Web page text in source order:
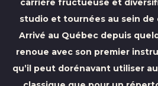
carrière fructueuse et
studio et tournées au sein
Arrivé au Québec depuis
renoue avec son premier
qu’il peut dorénavant utiliser